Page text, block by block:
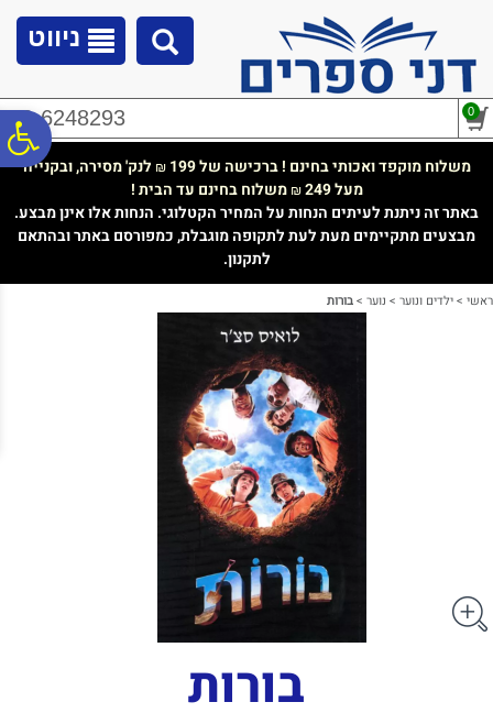
נגישות
ניווט
02-6248293 0
משלוח מוקפד ואכותי בחינם ! ברכישה של 199 ₪ לנק' מסירה, ובקנייה
מעל 249
₪משלוח בחינם עד הבית !
באתר זה ניתנת לעיתים הנחות על המחיר הקטלוגי. הנחות אלו אינן מבצע.
מבצעים מתקיימים מעת לעת לתקופה מוגבלת, כמפורסם באתר ובהתאם
לתקנון.
ראשי >ילדים ונוער > נוער >בורות
בורות